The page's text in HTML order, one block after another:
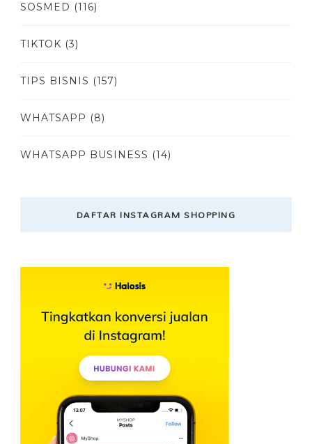
SOSMED (116)
TIKTOK (3)
TIPS BISNIS (157)
WHATSAPP (8)
WHATSAPP BUSINESS (14)
DAFTAR INSTAGRAM SHOPPING